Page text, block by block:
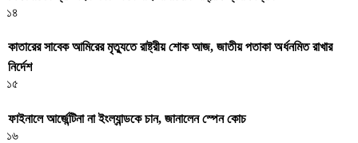
১৪
কাতারের সাবেক আমিরের মৃত্যুতে রাষ্ট্রীয় শোক আজ, জাতীয় পতাকা অর্ধনমিত রাখার
নির্দেশ
১৫
ফাইনালে আর্জেন্টিনা না ইংল্যান্ডকে চান, জানালেন স্পেন কোচ
১৬